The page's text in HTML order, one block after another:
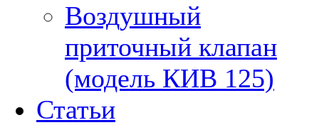
Воздушный
приточный клапан
(модель КИВ 125)
Статьи